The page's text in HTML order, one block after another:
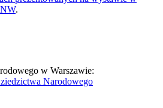
.
w Warszawie:
Narodowego